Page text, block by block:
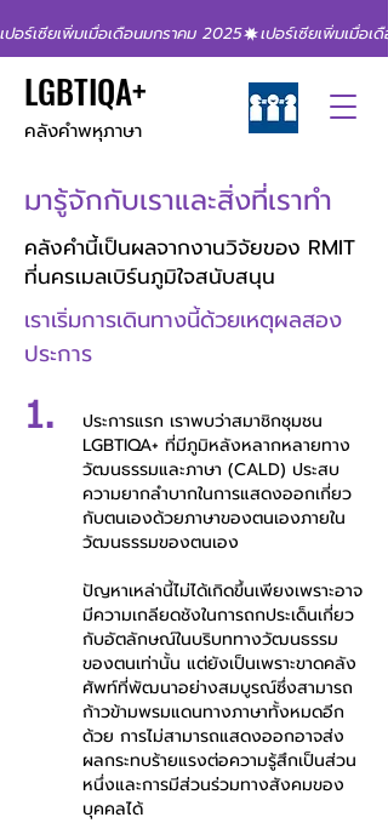
LGBTIQA+
คลังคำพหุภาษา
เปอร์เซียเพิ่มเมื่อเดือนมกราคม 2025
มารู้จักกับเราและสิ่งที่เราทำ
คลังคำนี้เป็นผลจากงานวิจัยของ RMIT
ที่นครเมลเบิร์นภูมิใจสนับสนุน
เราเริ่มการเดินทางนี้ด้วยเหตุผลสอง
ประการ
1.
ประการ​แรก​ เรา​พบ​ว่า​สมาชิก​ชุมชน​
LGBTIQA+​ ที่​มี​ภูมิหลัง​หลากหลาย​ทาง​
วัฒนธรรม​และ​ภาษา​ (CALD) ประสบ​
ความ​ยากลำบาก​ใน​การ​แสดงออก​เกี่ยว
กับ​ตนเอง​ด้วย​ภาษา​ของ​ตนเอง​ภายใน​
วัฒนธรรม​ของ​ตนเอง
ปัญหา​เหล่านี้​ไม่ได้​เกิด​ขึ้น​เพียง​เพราะ​อาจ​
มี​ความเกลียดชัง​ใน​การ​ถก​ประเด็น​เกี่ยว
กับ​อัตลักษณ์​ใน​บริบท​ทาง​วัฒนธรรม​
ของ​ตน​เท่านั้น​ แต่​ยัง​เป็น​เพราะ​ขาด​คลัง
ศัพท์​ที่​พัฒนา​อย่าง​สมบูรณ์​ซึ่ง​สามารถ​
ก้าว​ข้าม​พรมแดน​ทาง​ภาษา​ทั้งหมด​อีก​
ด้วย​ การ​ไม่​สามารถ​แสดงออก​อาจ​ส่ง
ผลกระทบ​ร้ายแรง​ต่อ​ความรู้สึก​เป็น​ส่วน
หนึ่ง​และ​การ​มี​ส่วนร่วม​ทาง​สังคม​ของ​
บุคคล​ได้